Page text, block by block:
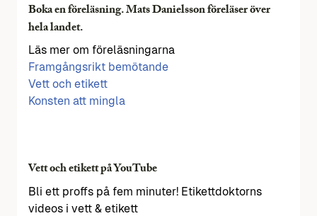
Boka en föreläsning. Mats Danielsson föreläser över
hela landet.
Läs mer om föreläsningarna
Framgångsrikt bemötande
Vett och etikett
Konsten att mingla
Vett och etikett på YouTube
Bli ett proffs på fem minuter! Etikettdoktorns
videos i vett & etikett